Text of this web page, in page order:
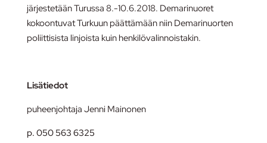
järjestetään Turussa 8.-10.6.2018. Demarinuoret
kokoontuvat Turkuun päättämään niin Demarinuorten
poliittisista linjoista kuin henkilövalinnoistakin.
Lisätiedot
puheenjohtaja Jenni Mainonen
p. 050 563 6325